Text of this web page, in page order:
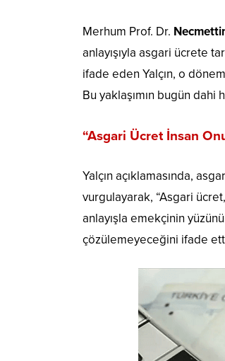
Merhum Prof. Dr.
anlayışıyla asgari ücrete
ifade eden Yalçın, o
Bu yaklaşımın bugün
“Asgari Ücret İnsan
Yalçın açıklamasında,
vurgulayarak, “Asgari
anlayışla emekçinin
çözülemeyeceğini ifade